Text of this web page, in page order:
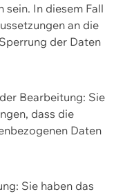
sein. In diesem Fall
an die
der Daten
Bearbeitung: Sie
dass die
Daten
Sie haben das